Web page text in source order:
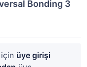
Bonding 3
üye girişi